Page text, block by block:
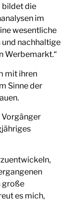
bildet die
im
wesentliche
nachhaltige
Werbemarkt.“
mit ihren
Sinne der
Vorgänger
große
es mich,